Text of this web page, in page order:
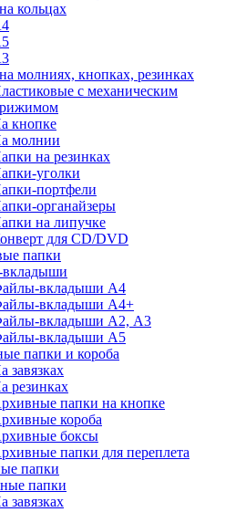
кольцах
молниях, кнопках, резинках
с механическим
кнопке
молнии
на резинках
уголки
портфели
органайзеры
на липучке
для CD/DVD
папки
вкладыши А4
вкладыши А4+
вкладыши А2, А3
вкладыши А5
папки и короба
завязках
резинках
папки на кнопке
короба
боксы
папки для переплета
папки
папки
завязках